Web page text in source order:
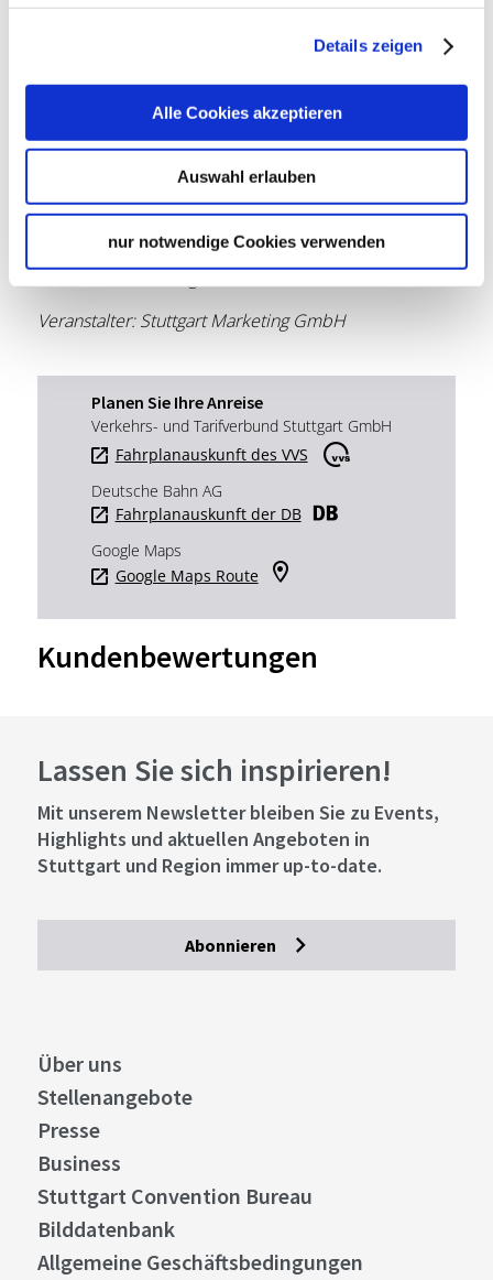
Details zeigen
Alle Cookies akzeptieren
Auswahl erlauben
nur notwendige Cookies verwenden
Treffpunkt: Stadtbibliothek am Mailänder Platz,
Mailänder Platz 1 (Eingang gegenüber Milaneo),
70173 Stuttgart
touren@stuttgart-tourist.de
Website:www.stuttgart-tourist.de
Veranstalter: Stuttgart Marketing GmbH
Planen Sie Ihre Anreise
Verkehrs- und Tarifverbund Stuttgart GmbH
Fahrplanauskunft des VVS
Deutsche Bahn AG
Fahrplanauskunft der DB
Google Maps
Google Maps Route
Kundenbewertungen
Lassen Sie sich inspirieren!
Mit unserem Newsletter bleiben Sie zu Events,
Highlights und aktuellen Angeboten in
Stuttgart und Region immer up-to-date.
Abonnieren
Über uns
Stellenangebote
Presse
Business
Stuttgart Convention Bureau
Bilddatenbank
Allgemeine Geschäftsbedingungen